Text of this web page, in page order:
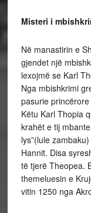
Misteri i
Në manastirin e
gjendet një
lexojmë se Karl
Nga mbishkrimi
pasurie
Këtu Karl Thopia
krahët e tij
lys”(lule
Hannit. Disa
të tjerë Theopea.
themeluesin e
vitin 1250 nga